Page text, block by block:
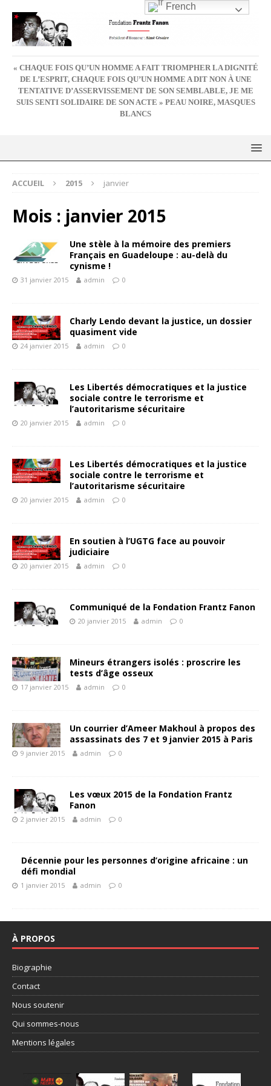
« CHAQUE FOIS QU’UN HOMME A FAIT TRIOMPHER LA DIGNITÉ
DE L’ESPRIT, CHAQUE FOIS QU’UN HOMME A DIT NON À UNE
TENTATIVE D’ASSERVISSEMENT DE SON SEMBLABLE, JE ME
SUIS SENTI SOLIDAIRE DE SON ACTE » PEAU NOIRE, MASQUES
BLANCS
ACCUEIL 2015 janvier
Mois : janvier 2015
Une stèle à la mémoire des premiers
Français en Guadeloupe : au-delà du
cynisme !
31 janvier 2015 admin 0
Charly Lendo devant la justice, un dossier
quasiment vide
24 janvier 2015 admin 0
Les Libertés démocratiques et la justice
sociale contre le terrorisme et
l’autoritarisme sécuritaire
20 janvier 2015 admin 0
Les Libertés démocratiques et la justice
sociale contre le terrorisme et
l’autoritarisme sécuritaire
20 janvier 2015 admin 0
En soutien à l’UGTG face au pouvoir
judiciaire
20 janvier 2015 admin 0
Communiqué de la Fondation Frantz Fanon
20 janvier 2015 admin 0
Mineurs étrangers isolés : proscrire les
tests d’âge osseux
17 janvier 2015 admin 0
Un courrier d’Ameer Makhoul à propos des
assassinats des 7 et 9 janvier 2015 à Paris
9 janvier 2015 admin 0
Les vœux 2015 de la Fondation Frantz
Fanon
2 janvier 2015 admin 0
Décennie pour les personnes d’origine africaine : un
défi mondial
1 janvier 2015 admin 0
À PROPOS
Biographie
Contact
Nous soutenir
Qui sommes-nous
Mentions légales
French